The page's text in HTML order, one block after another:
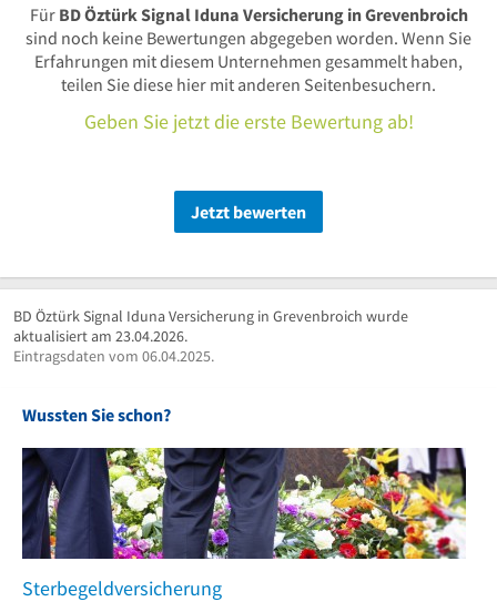
Für BD Öztürk Signal Iduna Versicherung in Grevenbroich
sind noch keine Bewertungen abgegeben worden. Wenn Sie
Erfahrungen mit diesem Unternehmen gesammelt haben,
teilen Sie diese hier mit anderen Seitenbesuchern.
Geben Sie jetzt die erste Bewertung ab!
Jetzt bewerten
BD Öztürk Signal Iduna Versicherung in Grevenbroich wurde
aktualisiert am 23.04.2026.
Eintragsdaten vom 06.04.2025.
Wussten Sie schon?
Sterbegeldversicherung